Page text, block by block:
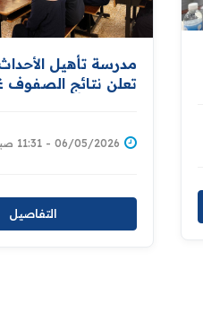
مدرسة تأهيل
تعلن نتائج الصفوف
06/05/2026 - 11:31 صباحًا
التفاصيل